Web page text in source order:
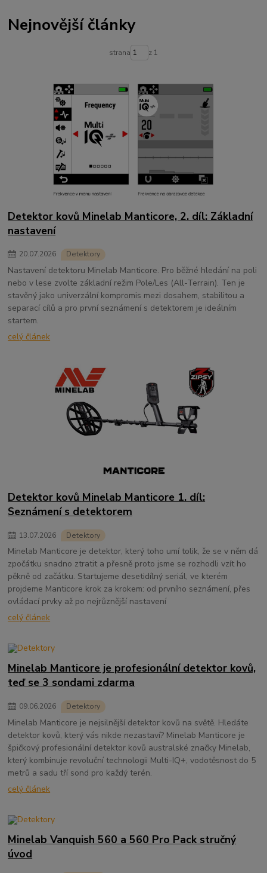
Nejnovější články
strana z 1
Detektor kovů Minelab Manticore, 2. díl: Základní
nastavení
20.07.2026 Detektory
Nastavení detektoru Minelab Manticore. Pro běžné hledání na poli
nebo v lese zvolte základní režim Pole/Les (All-Terrain). Ten je
stavěný jako univerzální kompromis mezi dosahem, stabilitou a
separací cílů a pro první seznámení s detektorem je ideálním
startem.
celý článek
Detektor kovů Minelab Manticore 1. díl:
Seznámení s detektorem
13.07.2026 Detektory
Minelab Manticore je detektor, který toho umí tolik, že se v něm dá
zpočátku snadno ztratit a přesně proto jsme se rozhodli vzít ho
pěkně od začátku. Startujeme desetidílný seriál, ve kterém
projdeme Manticore krok za krokem: od prvního seznámení, přes
ovládací prvky až po nejrůznější nastavení
celý článek
Minelab Manticore je profesionální detektor kovů,
teď se 3 sondami zdarma
09.06.2026 Detektory
Minelab Manticore je nejsilnější detektor kovů na světě. Hledáte
detektor kovů, který vás nikde nezastaví? Minelab Manticore je
špičkový profesionální detektor kovů australské značky Minelab,
který kombinuje revoluční technologii Multi-IQ+, vodotěsnost do 5
metrů a sadu tří sond pro každý terén.
celý článek
Minelab Vanquish 560 a 560 Pro Pack stručný
úvod